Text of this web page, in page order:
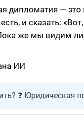
дипломатия — это
есть, и сказать:
же мы видим
ИИ
❓